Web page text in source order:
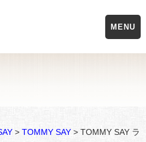
> TOMMY SAY> TOMMY SAY ラ
MENU